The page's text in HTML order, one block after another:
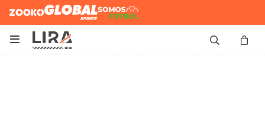
Zooko Global Sports
Somos
Futbol
